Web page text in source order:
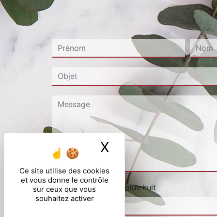
Ce site utilise des cookies
et vous donne le contrôle
sur ceux que vous
souhaitez activer
X Masquer le
Combien font deux plus huit